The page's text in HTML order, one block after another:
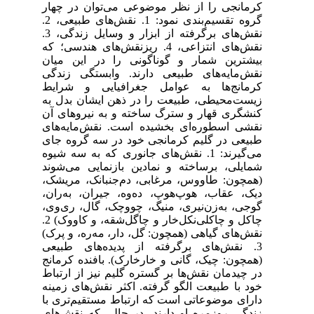
کرمانجی را از نظر موضوعی می‌توان در چهار
نقش‌های انتزاعی، 4. ریزنقش‌های هندسی؛ که
بیشترین شمار و گوناگونی را در این میان
نقش‌مایه‌های طبیعی دارند. وابستگی زندگی
کرمانج‌ها به عوامل جغرافیایی و شرایط
زیست‌محیطی، طبیعت را در ذهن ایشان بدل به
کنشگری قهار و سترگ ساخته و به نیروهای آن
نقشی اسطوره‌ای بخشیده است. نقش‌مایه‌های
طبیعی در گلیم کرمانجی خود در سه گروه جای
می‌گیرند: 1. نقش‌های جانوری که به سه شیوه
شمایلی، برساخته و نمادین بازنمایی می‌شوند
(همچون: طاووس، مرغابی، دم‌جنبانک، مریشک،
دیک، عقاب، هوپ‌هوپ، ده‌وه، جیران، به‌ران،
گوجی، به‌زن‌نیری، منیگ، چووچک، گال، ری‌وی،
نقش‌های گیاهی (همچون: گل، دار، مه‌ره، و پرک)
3. نقش‌های برگرفته از پدیده‌های طبیعی
(همچون: چیک، گانی و خارخارک). بافنده کرمانج
در چیدمان نقش‌ها بر گستره گلیم نیز از ارتباط
خود با طبیعت الگو گرفته. اکثر نقش‌های زمینه
دارای موضوعاتی است که ارتباط مستقیم‌تری با